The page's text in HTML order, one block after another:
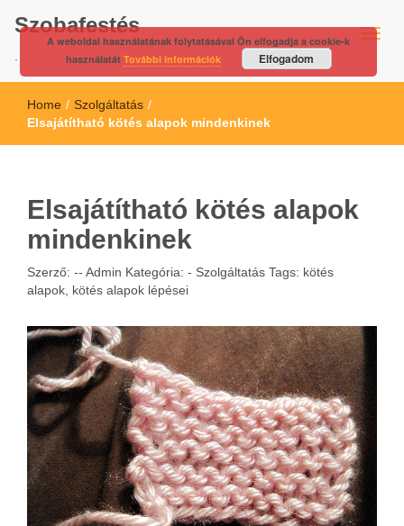
Szobafestés
Home / Szolgáltatás /
Elsajátítható kötés alapok mindenkinek
Elsajátítható kötés alapok
mindenkinek
Szerző: -- Admin Kategória: - Szolgáltatás Tags: kötés
alapok kötés alapok lépései
A weboldal használatának folytatásával Ön elfogadja a cookie-k
használatát További információk Elfogadom